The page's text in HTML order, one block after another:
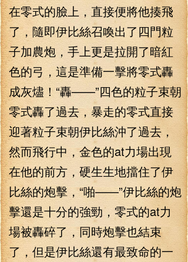
在零式的臉上，直接便將他揍飛
了，隨即伊比絲召喚出了四門粒
子加農炮，手上更是拉開了暗紅
色的弓，這是準備一擊將零式轟
成灰燼！“轟——”四色的粒子束朝
零式轟了過去，暴走的零式直接
迎著粒子束朝伊比絲沖了過去，
然而飛行中，金色的at力場出現
在他的前方，硬生生地擋住了伊
比絲的炮擊，“啪——”伊比絲的炮
擊還是十分的強勁，零式的at力
場被轟碎了，同時炮擊也結束
了，但是伊比絲還有最致命的一